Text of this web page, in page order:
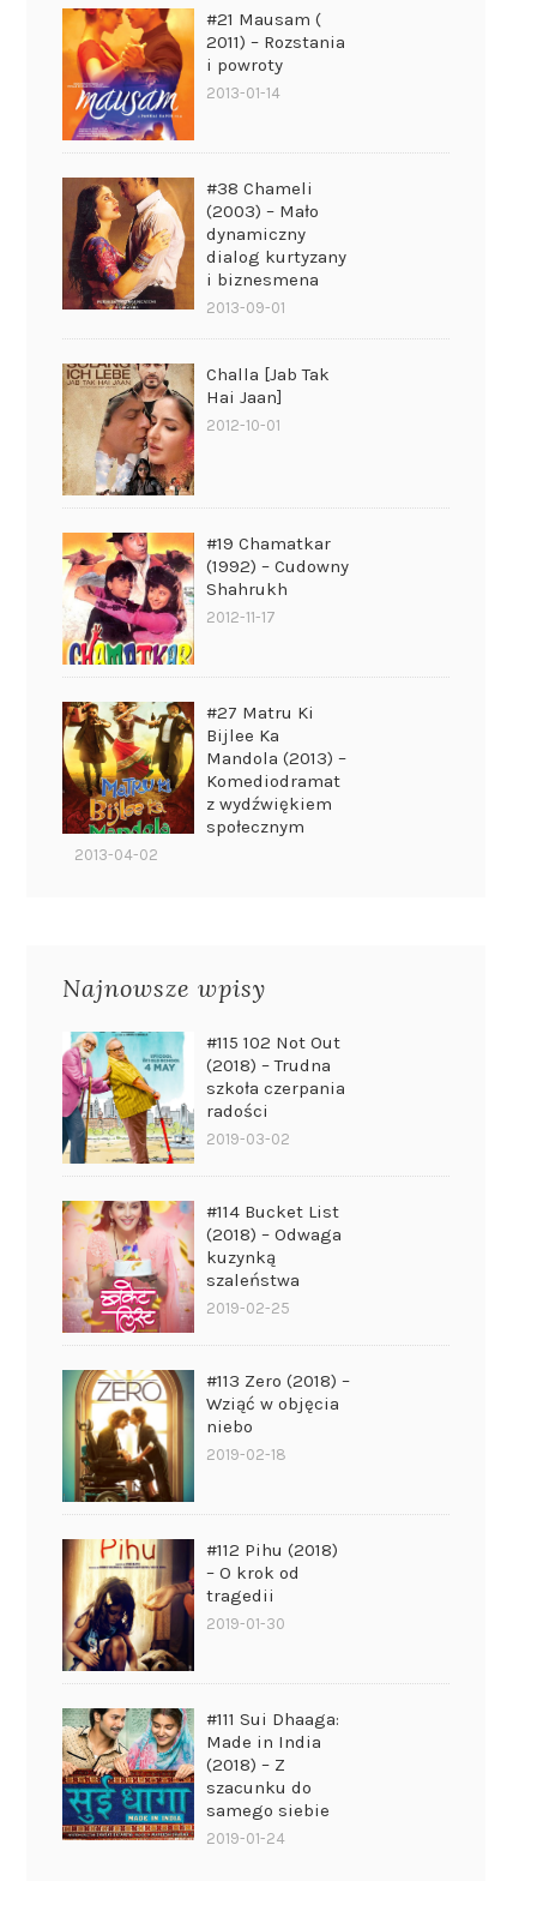
#21 Mausam (
2011) – Rozstania
i powroty
2013-01-14
#38 Chameli
(2003) – Mało
dynamiczny
dialog kurtyzany
i biznesmena
2013-09-01
Challa [Jab Tak
Hai Jaan]
2012-10-01
#19 Chamatkar
(1992) – Cudowny
Shahrukh
2012-11-17
#27 Matru Ki
Bijlee Ka
Mandola (2013) –
Komediodramat
z wydźwiękiem
społecznym
2013-04-02
Najnowsze wpisy
#115 102 Not Out
(2018) – Trudna
szkoła czerpania
radości
2019-03-02
#114 Bucket List
(2018) – Odwaga
kuzynką
szaleństwa
2019-02-25
#113 Zero (2018) –
Wziąć w objęcia
niebo
2019-02-18
#112 Pihu (2018)
– O krok od
tragedii
2019-01-30
#111 Sui Dhaaga:
Made in India
(2018) – Z
szacunku do
samego siebie
2019-01-24